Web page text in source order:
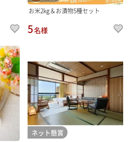
お米2kg＆お漬物5種セット
5名様
ネット懸賞